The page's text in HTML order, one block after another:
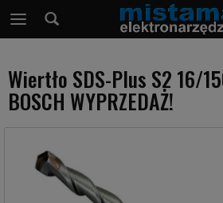
Wiertło SDS-Plus S2 16/
BOSCH WYPRZEDAŻ!